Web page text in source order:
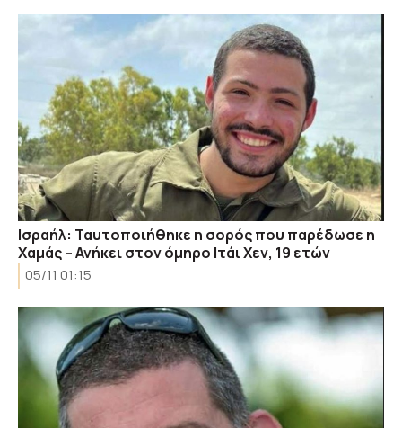
Ισραήλ: Ταυτοποιήθηκε η σορός που παρέδωσε η
Χαμάς – Ανήκει στον όμηρο Ιτάι Χεν, 19 ετών
05/11 01:15